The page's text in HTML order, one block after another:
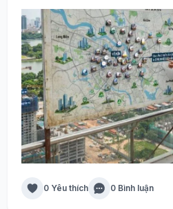
0 Yêu thích 0 Bình luận